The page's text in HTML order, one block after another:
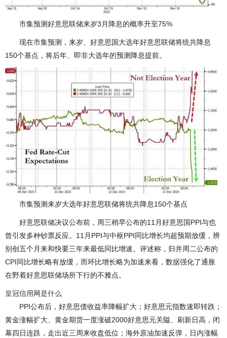
市集预测好意思联储来岁3月降息的概率升至75%
现在市集预测，来岁、好意思国大选年好意思联储将统共降息
150个基点，将后年、即非大选年的预测降息提前。
市集预测来岁大选年好意思联储将统共降息150个基点
好意思联储决议公布前，周三稍早公布的11月好意思国PPI与也
曾引发多种钞票反应。11月PPI与中枢PPI同比增长均超预期放缓，辨
别创五个月来和快要三年来最低同比增速。评述称，归并周二公布的
CPI同比增长略有放缓，而环比增长略为加速来看，数据强化了通胀
在野着好意思联储场所下行的不雅点。
皇冠信用网是什么
PPI公布后，好意思债收益率降幅扩大；好意思元指数速即转跌；
黄金涨幅扩大、黄金期货一度涨破2000好意思元关隘、刷新日高，闭
幕四日连跌，走出近三周来收盘低位；海外原油加速反弹，日内涨幅